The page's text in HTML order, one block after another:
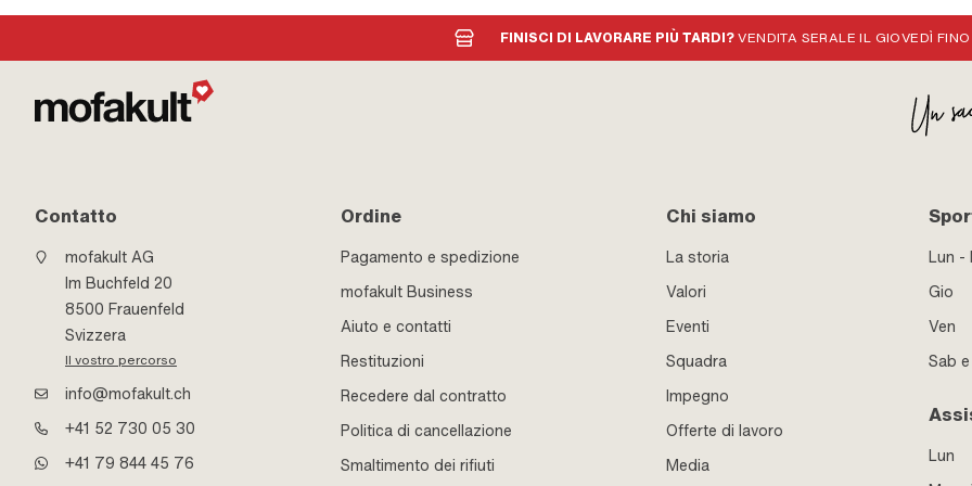
FINISCI DI LAVORARE PIÙ TARDI?VENDITA SERALE IL GIOVEDÌ
Contatto
mofakult AG
Im Buchfeld 20
8500 Frauenfeld
Svizzera
Il vostro percorso
info@mofakult.ch
+41 52 730 05 30
+41 79 844 45 76
Ordine
Pagamento e spedizione
mofakult Business
Aiuto e contatti
Restituzioni
Recedere dal contratto
Politica di cancellazione
Smaltimento dei rifiuti
Chi siamo
La storia
Valori
Eventi
Squadra
Impegno
Offerte di lavoro
Media
Lun -
Gio
Ven
Sab
Lun